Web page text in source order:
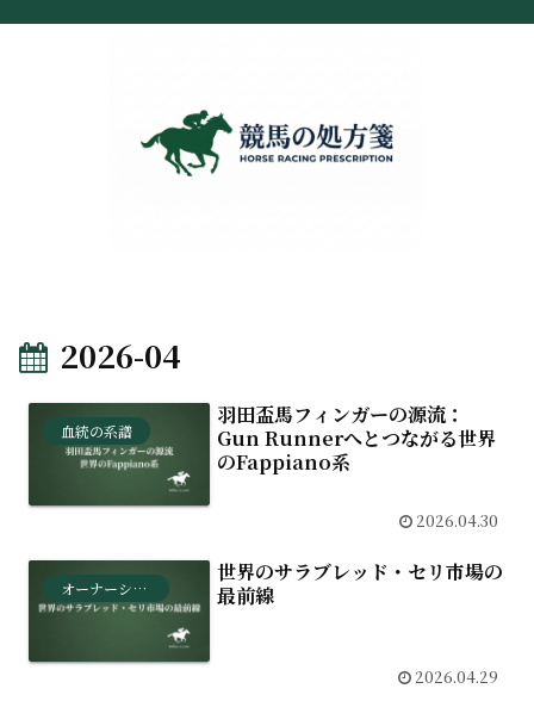
2026-04
血統の系譜
羽田盃馬フィンガーの源流：
Gun Runnerへとつながる世界
のFappiano系
2026.04.30
オーナーシップ
世界のサラブレッド・セリ市場の
最前線
2026.04.29